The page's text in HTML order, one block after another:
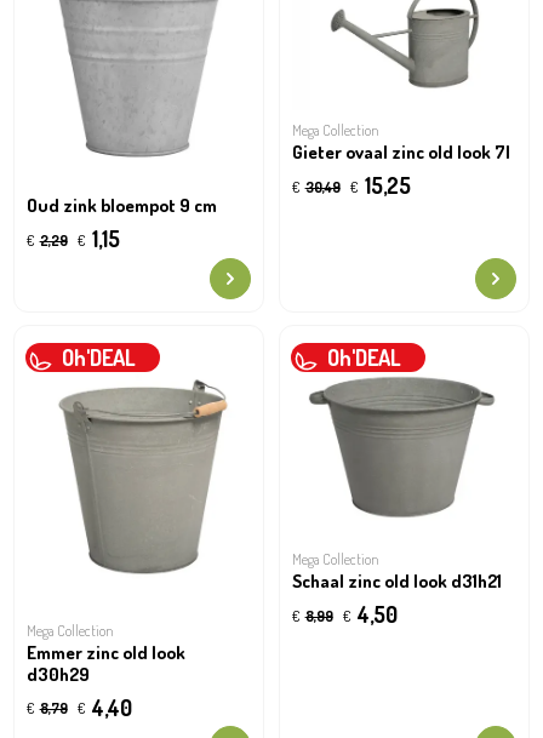
Oud zink bloempot 9 cm
€ 2,29 € 1,15
Mega Collection
Gieter ovaal zinc old look 7l
€ 30,49 € 15,25
Oh'DEAL
Mega Collection
Emmer zinc old look
d30h29
€ 8,79 € 4,40
Oh'DEAL
Mega Collection
Schaal zinc old look d31h21
€ 8,99 € 4,50